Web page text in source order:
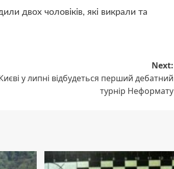
двох чоловіків, які викрали та
Next:
у липні відбудеться перший дебатний
турнір Неформату